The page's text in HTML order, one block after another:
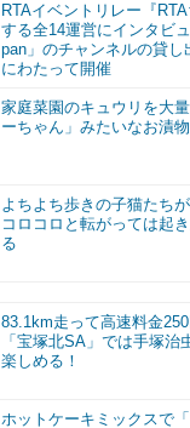
RTAイベントリレー『
する全14運営にインタビ
pan」のチャンネルの貸し
にわたって開催
家庭菜園のキュウリを大
ーちゃん」みたいなお漬
よちよち歩きの子猫たち
コロコロと転がっては起
る
83.1km走って高速料金
「宝塚北SA」では手塚
楽しめる！
ホットケーキミックスで